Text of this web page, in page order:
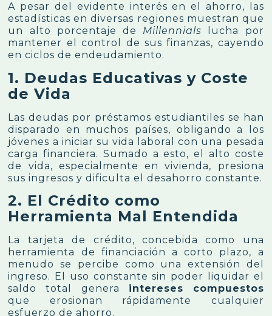
A pesar del evidente interés en el ahorro, las
estadísticas en diversas regiones muestran que
un alto porcentaje de Millennials lucha por
mantener el control de sus finanzas, cayendo
en ciclos de endeudamiento.
1. Deudas Educativas y Coste
de Vida
Las deudas por préstamos estudiantiles se han
disparado en muchos países, obligando a los
jóvenes a iniciar su vida laboral con una pesada
carga financiera. Sumado a esto, el alto coste
de vida, especialmente en vivienda, presiona
sus ingresos y dificulta el desahorro constante.
2. El Crédito como
Herramienta Mal Entendida
La tarjeta de crédito, concebida como una
herramienta de financiación a corto plazo, a
menudo se percibe como una extensión del
ingreso. El uso constante sin poder liquidar el
saldo total genera intereses compuestos
que erosionan rápidamente cualquier
esfuerzo de ahorro.